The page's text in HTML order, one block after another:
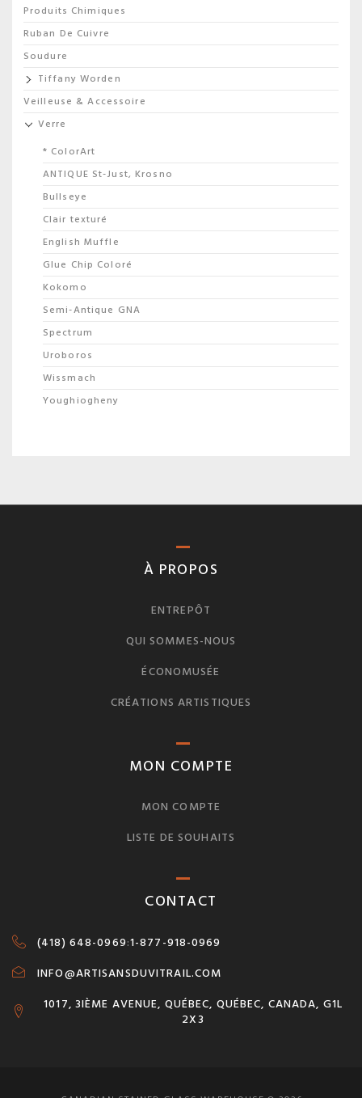
Produits Chimiques
Ruban De Cuivre
Soudure
Tiffany Worden
Veilleuse & Accessoire
Verre
* ColorArt
ANTIQUE St-Just, Krosno
Bullseye
Clair texturé
English Muffle
Glue Chip Coloré
Kokomo
Semi-Antique GNA
Spectrum
Uroboros
Wissmach
Youghiogheny
À PROPOS
ENTREPÔT
QUI SOMMES-NOUS
ÉCONOMUSÉE
CRÉATIONS ARTISTIQUES
MON COMPTE
MON COMPTE
LISTE DE SOUHAITS
CONTACT
(418) 648-0969:1-877-918-0969
INFO@ARTISANSDUVITRAIL.COM
1017, 3IÈME AVENUE, QUÉBEC, QUÉBEC, CANADA, G1L
2X3